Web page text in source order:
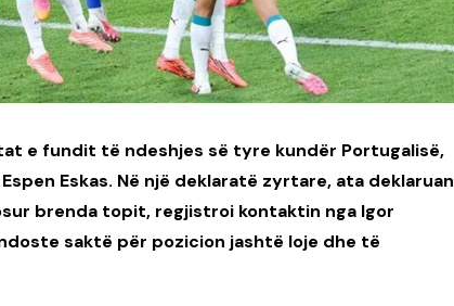
e fundit të ndeshjes së tyre kundër Portugalisë,
Eskas. Në një deklaratë zyrtare, ata deklaruan
brenda topit, regjistroi kontaktin nga Igor
saktë për pozicion jashtë loje dhe të